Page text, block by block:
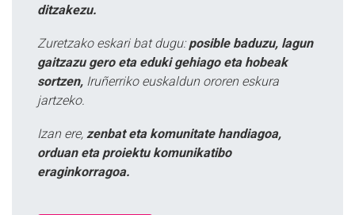
ditzakezu.
Zuretzako eskari bat dugu: posible baduzu, lagun
gaitzazu gero eta eduki gehiago eta hobeak
sortzen, Iruñerriko euskaldun ororen eskura
jartzeko.
Izan ere, zenbat eta komunitate handiagoa,
orduan eta proiektu komunikatibo
eraginkorragoa.